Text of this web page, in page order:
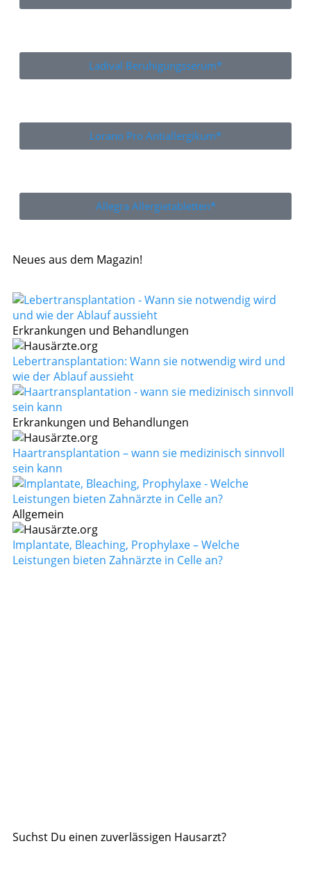
Ladival Beruhigungsserum*
Lorano Pro Antiallergikum*
Allegra Allergietabletten*
Neues aus dem Magazin!
Erkrankungen und Behandlungen
Lebertransplantation: Wann sie notwendig wird und
wie der Ablauf aussieht
Erkrankungen und Behandlungen
Haartransplantation – wann sie medizinisch sinnvoll
sein kann
Allgemein
Implantate, Bleaching, Prophylaxe – Welche
Leistungen bieten Zahnärzte in Celle an?
Suchst Du einen zuverlässigen Hausarzt?